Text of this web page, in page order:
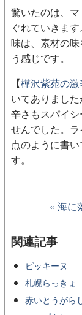
驚いたのは、
ぐれていきます。
味は、素材の
う感じです。
【樺沢紫苑の
いてありまし
辛さもスパイ
せんでした。
点のように書
す。
« 海に
関連記事
ピッキーヌ
札幌らっきょ
赤いとうがら